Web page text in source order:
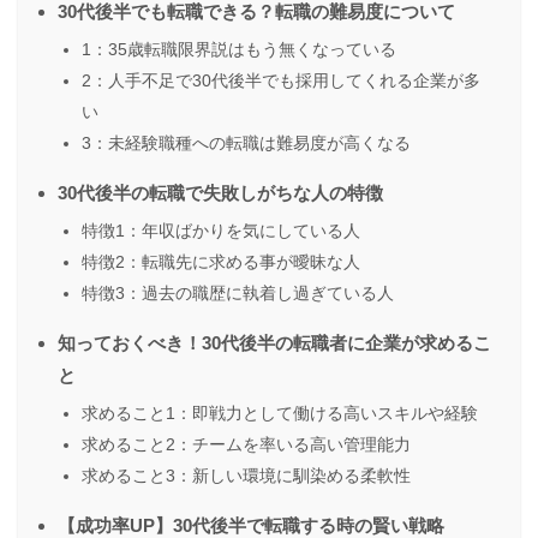
30代後半でも転職できる？転職の難易度について
1：35歳転職限界説はもう無くなっている
2：人手不足で30代後半でも採用してくれる企業が多
い
3：未経験職種への転職は難易度が高くなる
30代後半の転職で失敗しがちな人の特徴
特徴1：年収ばかりを気にしている人
特徴2：転職先に求める事が曖昧な人
特徴3：過去の職歴に執着し過ぎている人
知っておくべき！30代後半の転職者に企業が求めるこ
と
求めること1：即戦力として働ける高いスキルや経験
求めること2：チームを率いる高い管理能力
求めること3：新しい環境に馴染める柔軟性
【成功率UP】30代後半で転職する時の賢い戦略